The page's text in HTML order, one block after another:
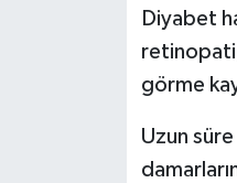
Diyabet
görme
Uzun